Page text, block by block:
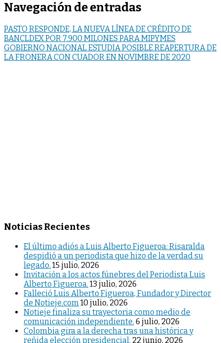
Navegación de entradas
PASTO RESPONDE, LA NUEVA LÍNEA DE CRÉDITO DE
BANCLDEX POR 7.900 MILONES PARA MIPYMES
GOBIERNO NACIONAL ESTUDIA POSIBLE REAPERTURA DE
LA FRONERA CON CUADOR EN NOVIMBRE DE 2020
Noticias Recientes
El último adiós a Luis Alberto Figueroa: Risaralda
despidió a un periodista que hizo de la verdad su
legado. 15 julio, 2026
Invitación a los actos fúnebres del Periodista Luis
Alberto Figueroa. 13 julio, 2026
Falleció Luis Alberto Figueroa, Fundador y Director
de Notieje.com 10 julio, 2026
Notieje finaliza su trayectoria como medio de
comunicación independiente. 6 julio, 2026
Colombia gira a la derecha tras una histórica y
reñida elección presidencial. 22 junio, 2026